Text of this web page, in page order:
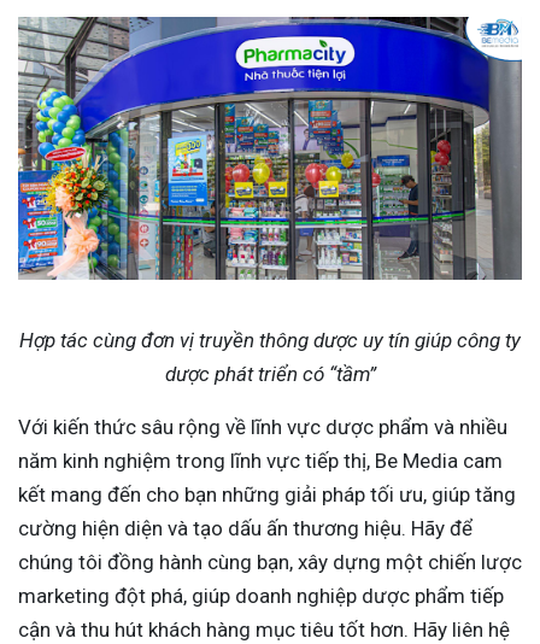
Hợp tác cùng đơn vị truyền thông dược uy tín giúp công ty
dược phát triển có “tầm”
Với kiến thức sâu rộng về lĩnh vực dược phẩm và nhiều
năm kinh nghiệm trong lĩnh vực tiếp thị, Be Media cam
kết mang đến cho bạn những giải pháp tối ưu, giúp tăng
cường hiện diện và tạo dấu ấn thương hiệu. Hãy để
chúng tôi đồng hành cùng bạn, xây dựng một chiến lược
marketing đột phá, giúp doanh nghiệp dược phẩm tiếp
cận và thu hút khách hàng mục tiêu tốt hơn. Hãy liên hệ